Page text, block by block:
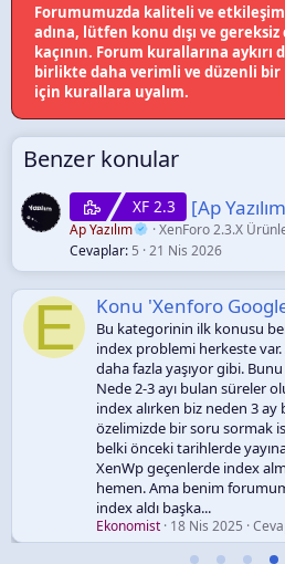
Forumumuzda kaliteli ve
adına, lütfen konu dışı ve
kaçının. Forum kurallarına aykırı
birlikte daha verimli ve düzenli
için kurallara uyalım.
Benzer konular
XF 2.3 [Ap
Ap Yazılım
XenForo 2.3.X
Cevaplar 5 21 Nis 2026
E Konu 'Xenforo
Bu kategorinin ilk konusu
index problemi herkeste
daha fazla yaşıyor gibi.
Nede 2-3 ayı bulan süreler
index alırken biz neden 3
özelimizde bir soru sormak
belki önceki tarihlerde
XenWp geçenlerde index
hemen. Ama benim
index aldı başka...
Ekonomist 18 Nis 2025